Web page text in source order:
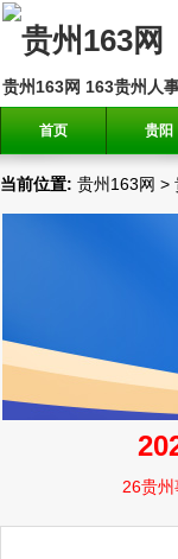
贵州163网 163贵州人
首页 贵阳
当前位置: 贵州163网 >